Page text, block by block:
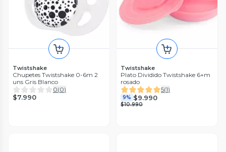
Twistshake
Chupetes Twistshake 0-6m 2
uns Gris Blanco
0(0)
$7.990
Twistshake
Plato Dividido Twistshake 6+m
rosado
5(1)
9% $9.990
$10.990